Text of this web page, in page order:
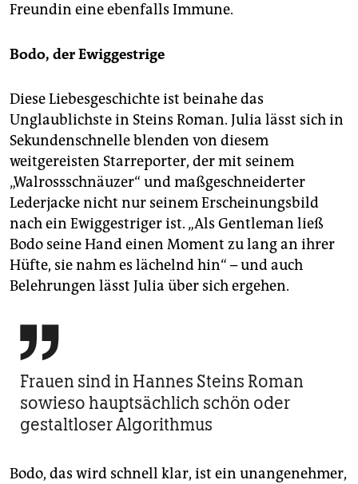
Freundin eine ebenfalls Immune.
Bodo, der Ewiggestrige
Diese Liebesgeschichte ist beinahe das
Unglaublichste in Steins Roman. Julia lässt sich in
Sekundenschnelle blenden von diesem
weitgereisten Starreporter, der mit seinem
„Walrossschnäuzer“ und maßgeschneiderter
Lederjacke nicht nur seinem Erscheinungsbild
nach ein Ewiggestriger ist. „Als Gentleman ließ
Bodo seine Hand einen Moment zu lang an ihrer
Hüfte, sie nahm es lächelnd hin“ – und auch
Belehrungen lässt Julia über sich ergehen.

Frauen sind in Hannes Steins Roman
sowieso hauptsächlich schön oder
gestaltloser Algorithmus
Bodo, das wird schnell klar, ist ein unangenehmer,